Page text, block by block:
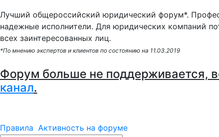
Лучший общероссийский юридический форум*.
надежные исполнители. Для юридических компаний
всех заинтересованных лиц.
*По мнению экспертов и клиентов по состоянию на 11.03.2019
Форум больше не поддерживается,
канал.
Правила Активность на форуме